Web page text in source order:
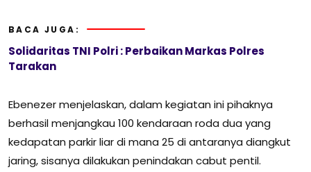
BACA JUGA:
Solidaritas TNI Polri : Perbaikan Markas Polres
Tarakan
Ebenezer menjelaskan, dalam kegiatan ini pihaknya
berhasil menjangkau 100 kendaraan roda dua yang
kedapatan parkir liar di mana 25 di antaranya diangkut
jaring, sisanya dilakukan penindakan cabut pentil.